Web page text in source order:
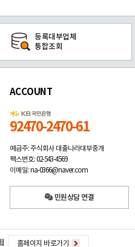
등록대부업체
통합조회
ACCOUNT
92470-2470-61
예금주: 주식회사 대출나라대부중개
팩스번호: 02-543-4569
이메일: na-0366@naver.com
민원상담 연결
홈페이지 바로가기